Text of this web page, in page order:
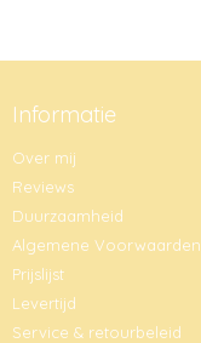
Informatie
Over mij
Reviews
Duurzaamheid
Algemene Voorwaarden
Prijslijst
Levertijd
Service & retourbeleid